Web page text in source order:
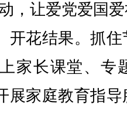
，让爱党爱国
开花结果。抓
家长课堂、专
展家庭教育指